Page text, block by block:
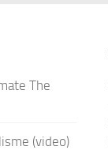
The
(video)